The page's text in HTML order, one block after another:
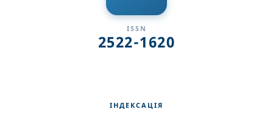
ISSN
2522-1620
ІНДЕКСАЦІЯ